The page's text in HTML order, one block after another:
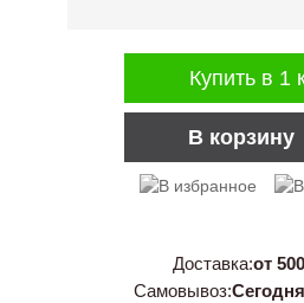
В корзину
Купить в 1
Доставка:от
Самовывоз: